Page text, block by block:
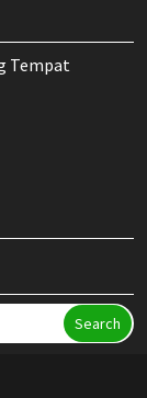
Tempat
Search